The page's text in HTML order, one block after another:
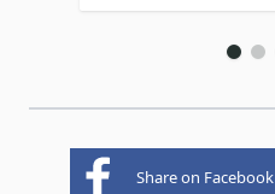
Share on Facebook